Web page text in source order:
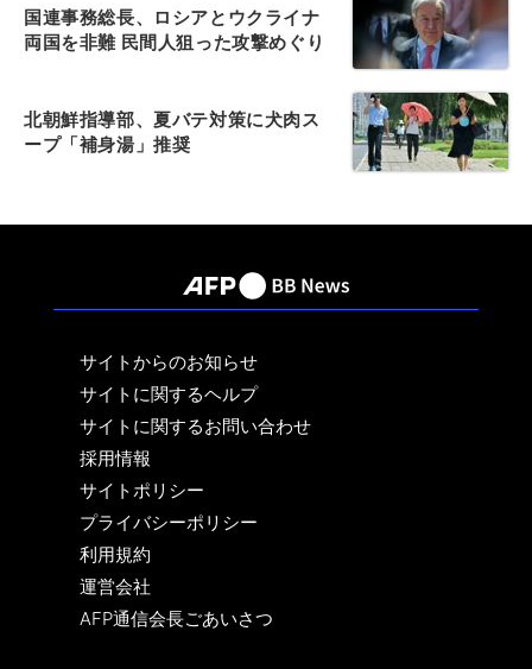
国連事務総長、ロシアとウクライナ
両国を非難 民間人狙った攻撃めぐり
北朝鮮指導部、夏バテ対策に犬肉ス
ープ「補身湯」推奨
サイトからのお知らせ
サイトに関するヘルプ
サイトに関するお問い合わせ
採用情報
サイトポリシー
プライバシーポリシー
利用規約
運営会社
AFP通信会長ごあいさつ